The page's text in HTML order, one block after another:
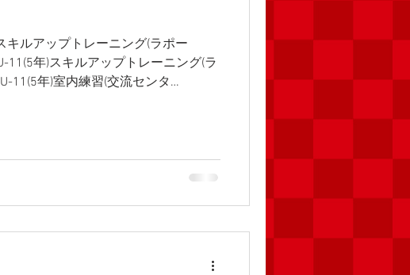
ルアップトレーニング(ラポー
年)スキルアップトレーニング(ラ
11(5年)室内練習(交流センタ